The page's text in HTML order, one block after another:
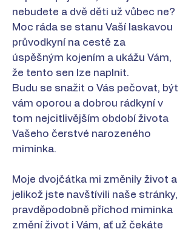
nebudete a dvě děti už vůbec ne?
Moc ráda se stanu Vaší laskavou
průvodkyní na cestě za
úspěšným kojením a ukážu Vám,
že tento sen lze naplnit.
Budu se snažit o Vás pečovat, být
vám oporou a dobrou rádkyní v
tom nejcitlivějším období života
Vašeho čerstvé narozeného
miminka.
Moje dvojčátka mi změnily život a
jelikož jste navštívili naše stránky,
pravděpodobně příchod miminka
změní život i Vám, ať už čekáte